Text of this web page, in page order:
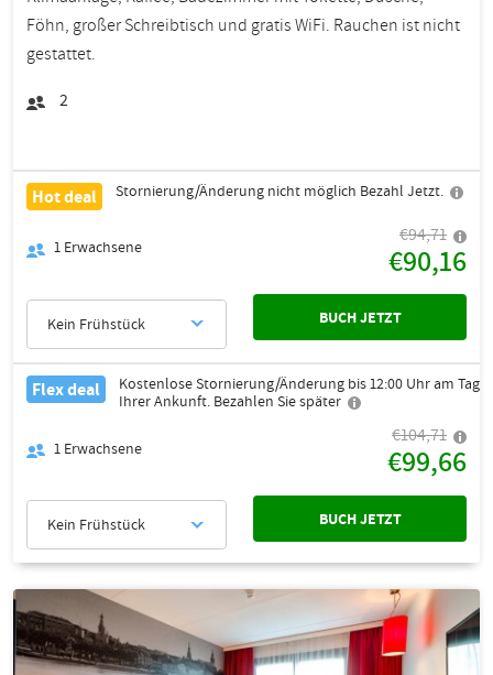
Föhn, großer Schreibtisch und gratis WiFi. Rauchen ist nicht
gestattet.
2
Hot deal Stornierung/Änderung nicht möglich Bezahl Jetzt.
1 Erwachsene
€94,71
€90,16
Kein Frühstück BUCH JETZT
Flex deal
Kostenlose Stornierung/Änderung bis 12:00 Uhr am Tag
Ihrer Ankunft. Bezahlen Sie später
1 Erwachsene
€104,71
€99,66
Kein Frühstück BUCH JETZT